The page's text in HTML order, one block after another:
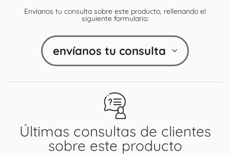
Últimas consultas de clientes
sobre este producto
Envíanos tu consulta sobre este producto, rellenando el
siguiente formulario:
envíanos tu consulta